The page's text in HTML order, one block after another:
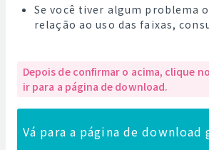
Se você tiver algum problema
relação ao uso das faixas,
Depois de confirmar o acima, clique
ir para a página de download.
Vá para a página de